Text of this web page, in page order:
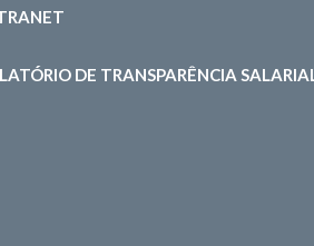
DE TRANSPARÊNCIA SALARIAL